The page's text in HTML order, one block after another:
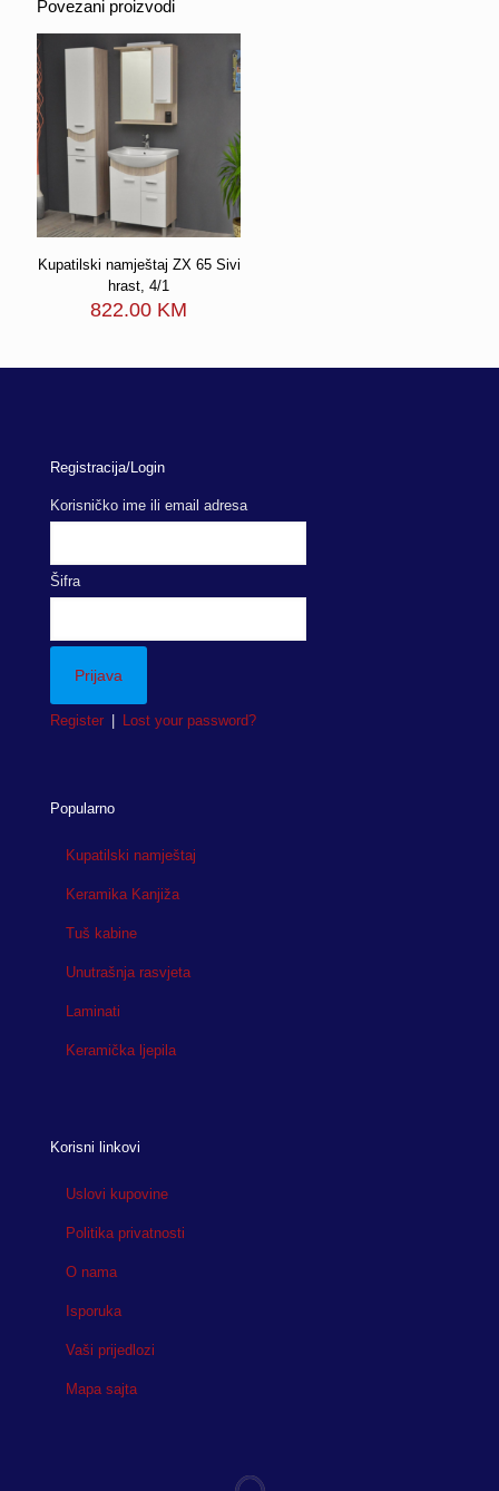
Povezani proizvodi
Kupatilski namještaj ZX 65 Sivi
hrast, 4/1
822.00 KM
Registracija/Login
Korisničko ime ili email adresa
Šifra
Register Lost your password?
Popularno
Kupatilski namještaj
Keramika Kanjiža
Tuš kabine
Unutrašnja rasvjeta
Laminati
Keramička ljepila
Korisni linkovi
Uslovi kupovine
Politika privatnosti
O nama
Isporuka
Vaši prijedlozi
Mapa sajta